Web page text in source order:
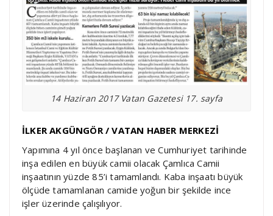
14 Haziran 2017 Vatan Gazetesi 17. sayfa
İLKER AKGÜNGÖR / VATAN HABER MERKEZİ
Yapımına 4 yıl önce başlanan ve Cumhuriyet tarihinde
inşa edilen en büyük camii olacak Çamlıca Camii
inşaatının yüzde 85’i tamamlandı. Kaba inşaatı büyük
ölçüde tamamlanan camide yoğun bir şekilde ince
işler üzerinde çalışılıyor.